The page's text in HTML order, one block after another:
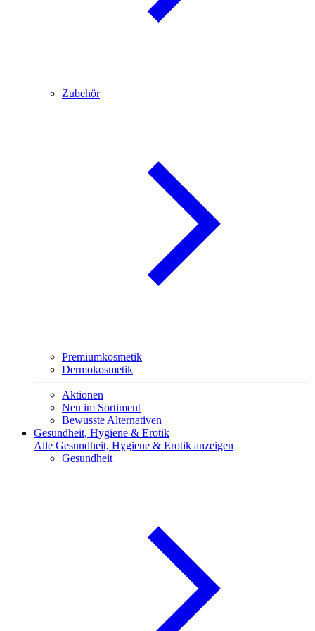
Zubehör
Premiumkosmetik
Dermokosmetik
Aktionen
Neu im Sortiment
Bewusste Alternativen
Gesundheit, Hygiene & Erotik
Alle Gesundheit, Hygiene & Erotik anzeigen
Gesundheit